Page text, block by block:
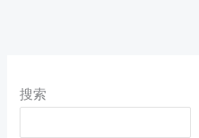
搜索